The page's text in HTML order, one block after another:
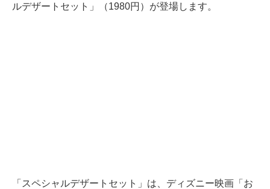
ルデザートセット」（1980円）が登場します。
「スペシャルデザートセット」は、ディズニー映画「お